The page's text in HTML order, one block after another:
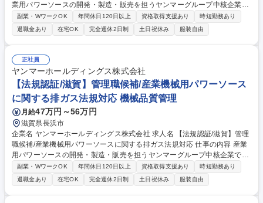
業用パワーソースの開発・製造・販売を担うヤンマーグループ中核企業で
ある当社の主力製品、農機や建機などの産業機械用パワーソース(主にデ
ィーゼル、ガス、ガソリンエンジン)の法規認証業務をお任せします。
【詳細】◎最新法規情報の入手や関連部門への伝達、要件解釈・認証計画
立案、認証取得に向けた当局渉外活動 ◎製品や生産拠点の排ガスコンプラ
イアンス維持活動・新規制対応に向けた体制基盤の構築【担当エリア】7
割は北米で中国、インド、ヨーロッパ、韓国エリアでの法規認証業務があ
ります。★産業用エンジン、乗用車・トラックメーカでの製品開発経験、
認証当局や業界団体での折衝経験をお持ちの方はご経験が活かせます！ 募
集職種 【法規認証/滋賀】産業機械用パワーソースに関する排ガス法規対
応 ◆在宅勤務可
副業・WワークOK 年間休日120日以上 資格取得支援あり
時短勤務あり
退職金あり
在宅OK 完全週休2日制 土日祝休み 服装自由
正社員
ヤンマーホールディングス株式会社
【法規認証/滋賀】管理職候補/産業機械用パワーソース
に関する排ガス法規対応 機械品質管理
月給47万円～56万円
滋賀県長浜市
企業名 ヤンマーホールディングス株式会社 求人名 【法規認証/滋賀】管理
職候補/産業機械用パワーソースに関する排ガス法規対応 仕事の内容 産業
用パワーソースの開発・製造・販売を担うヤンマーグループ中核企業であ
る当社の主力製品、農機や建機などの産業機械用パワーソース(主にディ
ーゼル、ガス、ガソリンエンジン)の法規認証業務をお任せします。 【詳
細】◎最新法規情報の入手や関連部門への伝達、要件解釈・認証計画立
案、認証取得に向けた当局渉外活動 ◎製品や生産拠点の排ガスコンプライ
副業・WワークOK 年間休日120日以上 資格取得支援あり
時短勤務あり
退職金あり
在宅OK 完全週休2日制 土日祝休み 服装自由